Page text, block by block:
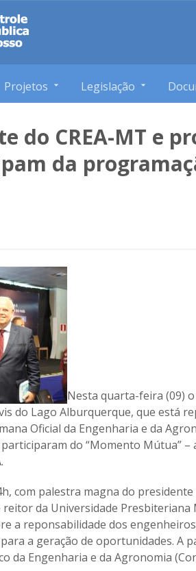
Projetos Legislação
do CREA-MT e
da
Nesta quarta-feira (09) o
do Lago Alburquerque, que está
Oficial da Engenharia e da
do “Momento Mútua” –
com palestra magna do
da Universidade Presbiteriana
a reponsabilidade dos
a geração de oportunidades. A
da Engenharia e da Agronomia